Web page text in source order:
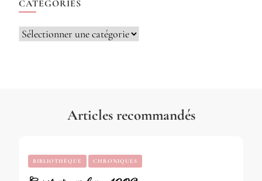
CATÉGORIES
Catégories
Articles recommandés
BIBLIOTHÈQUE CHRONIQUES